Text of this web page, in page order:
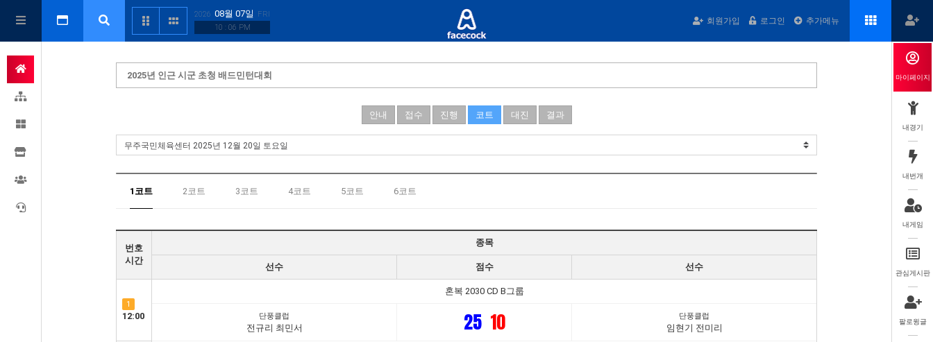
2026 08월 07일
FRI
10 : 06 PM
회원가입 로그인 추가메뉴
2025년 인근 시군 초청 배드민턴대회
안내 접수 진행 코트 대진 결과
1코트 2코트 3코트 4코트 5코트 6코트
번호
시간
종목
선수 점수 선수
1
12:00
혼복 2030 CD B그룹
단풍클럽
전규리 최민서 25 10 단풍클럽
임현기 전미리
마이페이지
내경기
내번개
내게임
관심게시판
팔로윙글